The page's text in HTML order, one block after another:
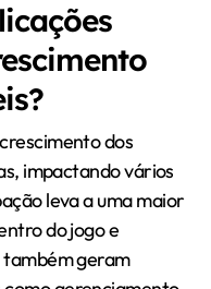
dos
impactando vários
leva a uma maior
do jogo e
também geram